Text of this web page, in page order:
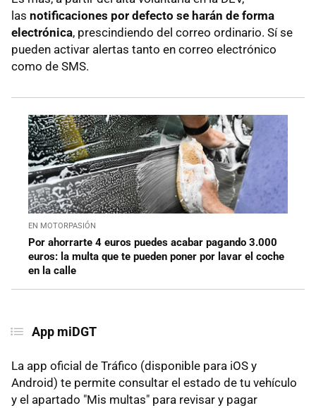
las notificaciones por defecto se harán de forma
electrónica, prescindiendo del correo ordinario. Sí se
pueden activar alertas tanto en correo electrónico
como de SMS.
EN MOTORPASIÓN
Por ahorrarte 4 euros puedes acabar pagando 3.000
euros: la multa que te pueden poner por lavar el coche
en la calle
App miDGT
La app oficial de Tráfico (disponible para iOS y
Android) te permite consultar el estado de tu vehículo
y el apartado "Mis multas" para revisar y pagar